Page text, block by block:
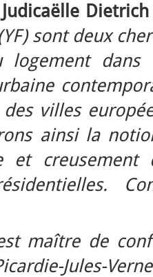
sont deux
logement dans
villes
ainsi la
et creusement
maître de
Jules-